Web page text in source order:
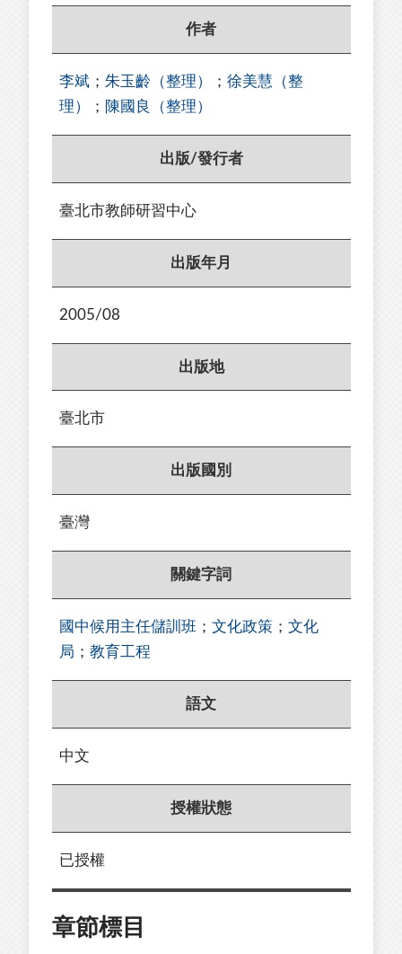
作者
李斌 ； 朱玉齡（整理） ； 徐美慧（整
理）
； 陳國良（整理）
出版/發行者
臺北市教師研習中心
出版年月
2005/08
出版地
臺北市
出版國別
臺灣
關鍵字詞
國中候用主任儲訓班 ； 文化政策 ； 文化
局 ； 教育工程
語文
中文
授權狀態
已授權
章節標目